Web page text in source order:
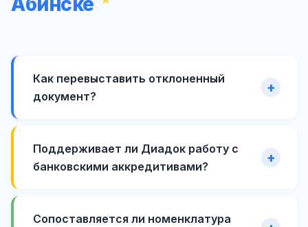
Как перевыставить отклоненный
документ?
Поддерживает ли Диадок работу с
банковскими аккредитивами?
Сопоставляется ли номенклатура